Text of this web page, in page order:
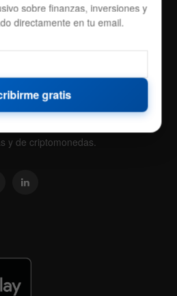
y de criptomonedas.
sobre finanzas, inversiones y
directamente en tu email.
gratis